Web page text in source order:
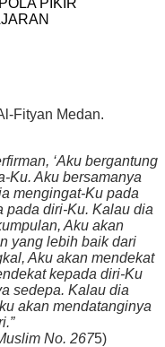
Fityan Medan.
‘Aku bergantung
Ku. Aku bersamanya
mengingat-Ku pada
pada diri-Ku. Kalau dia
Aku akan
yang lebih baik dari
Aku akan mendekat
kepada diri-Ku
sedepa. Kalau dia
akan mendatanginya
No. 2675)